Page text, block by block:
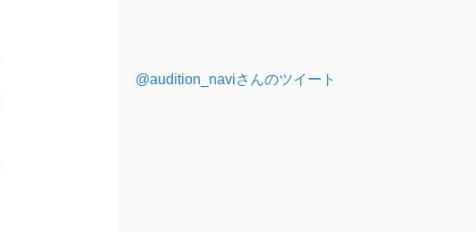
@audition_naviさんのツイート